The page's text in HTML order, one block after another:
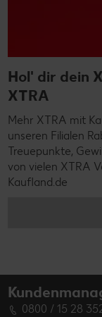
Hol' dir dein
XTRA
Mehr XTRA mit
unseren Filialen
Treuepunkte,
von vielen XTRA
Kaufland.de
0800 / 15 28